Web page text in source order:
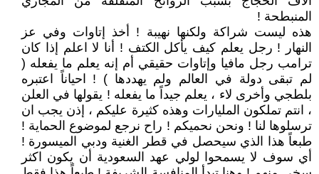
المنبطحة !
هذه ليست شراكة ولكنها نهيبة ! أخذ إتاوات وفي عز
النهار ! رجل يعلم كيف يأكل الكتف ! أنا لا اعلم إذا كان
ترامب رجل مافيا وإتاوات حقيقي أم إنه يعلم ما يفعله (
لم تبقى دولة في العالم ولم يهددها ) ! احياناً اعتبره
بلطجي وأخرى لاء ، يعلم جيداً ما يفعله ! يقولها في العلن
، انتم تملكون المليارات وهذه كثيرة عليكم ، إذن يجب ان
ترسلوها لنا ! ونحن نحميكم ! راح نرجع لموضوع الحماية !
طبعاً هذا الذي سيحصل في قطر الغنية ودبي الميسورة !
أي سوف لا يسمحوا لولي عهد السعودية أن يكون اكثر